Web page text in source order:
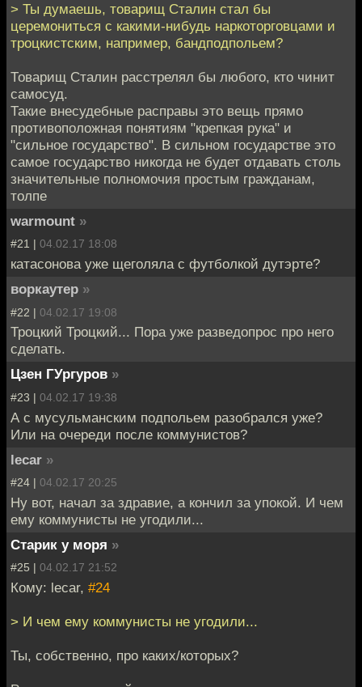
> Ты думаешь, товарищ Сталин стал бы
церемониться с какими-нибудь наркоторговцами и
троцкистским, например, бандподпольем?
Товарищ Сталин расстрелял бы любого, кто чинит
самосуд.
Такие внесудебные расправы это вещь прямо
противоположная понятиям "крепкая рука" и
"сильное государство". В сильном государстве это
самое государство никогда не будет отдавать столь
значительные полномочия простым гражданам,
толпе
warmount »
#21 | 04.02.17 18:08
катасонова уже щеголяла с футболкой дутэрте?
воркаутер »
#22 | 04.02.17 19:08
Троцкий Троцкий... Пора уже разведопрос про него
сделать.
Цзен ГУргуров »
#23 | 04.02.17 19:38
А с мусульманским подпольем разобрался уже?
Или на очереди после коммунистов?
lecar »
#24 | 04.02.17 20:25
Ну вот, начал за здравие, а кончил за упокой. И чем
ему коммунисты не угодили...
Старик у моря »
#25 | 04.02.17 21:52
Кому: lecar, #24
> И чем ему коммунисты не угодили...
Ты, собственно, про каких/которых?